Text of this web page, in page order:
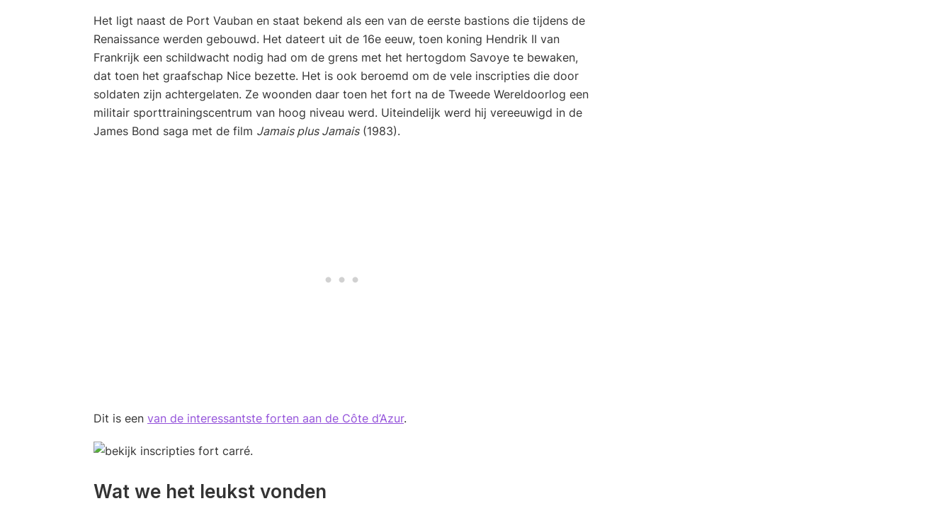
Het ligt naast de Port Vauban en staat bekend als een van de eerste bastions die tijdens de
Renaissance werden gebouwd. Het dateert uit de 16e eeuw, toen koning Hendrik II van
Frankrijk een schildwacht nodig had om de grens met het hertogdom Savoye te bewaken,
dat toen het graafschap Nice bezette. Het is ook beroemd om de vele inscripties die door
soldaten zijn achtergelaten. Ze woonden daar toen het fort na de Tweede Wereldoorlog een
militair sporttrainingscentrum van hoog niveau werd. Uiteindelijk werd hij vereeuwigd in de
James Bond saga met de film Jamais plus Jamais(1983).
Dit is een van de interessantste forten aan de Côte d’Azur.
Wat we het leukst vonden